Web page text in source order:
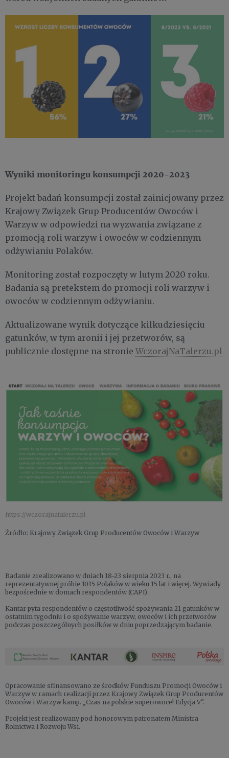
Wyniki monitoringu konsumpcji 2020-2023
Projekt badań konsumpcji został zainicjowany przez
Krajowy Związek Grup Producentów Owoców i
Warzyw w odpowiedzi na wyzwania związane z
promocją roli warzyw i owoców w codziennym
odżywianiu Polaków.
Monitoring został rozpoczęty w lutym 2020 roku.
Badania są pretekstem do promocji roli warzyw i
owoców w codziennym odżywianiu.
Aktualizowane wynik dotyczące kilkudziesięciu
gatunków, w tym aronii i jej przetworów, są
publicznie dostępne na stronie WczorajNaTalerzu.pl
https://wczorajnatalerzu.pl
Źródło: Krajowy Związek Grup Producentów Owoców i Warzyw
Badanie zrealizowano w dniach 18-23 sierpnia 2023 r., na
reprezentatywnej próbie 1015 Polaków w wieku 15 lat i więcej. Wywiady
bezpośrednie w domach respondentów (CAPI).
Kantar pyta respondentów o częstotliwość spożywania 21 gatunków w
ostatnim tygodniu i o spożywanie warzyw, owoców i ich przetworów
podczas poszczególnych posiłków w dniu poprzedzającym badanie.
Opracowanie sfinansowano ze środków Funduszu Promocji Owoców i
Warzyw w ramach realizacji przez Krajowy Związek Grup Producentów
Owoców i Warzyw kamp. „Czas na polskie superowoce! Edycja V".
Projekt jest realizowany pod honorowym patronatem Ministra
Rolnictwa i Rozwoju Wsi.